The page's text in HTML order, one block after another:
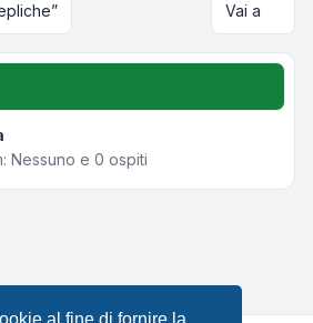
al fine di fornire la
Vai a
Nessuno e 0 ospiti